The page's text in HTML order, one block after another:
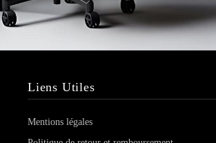
Liens Utiles
Mentions légales